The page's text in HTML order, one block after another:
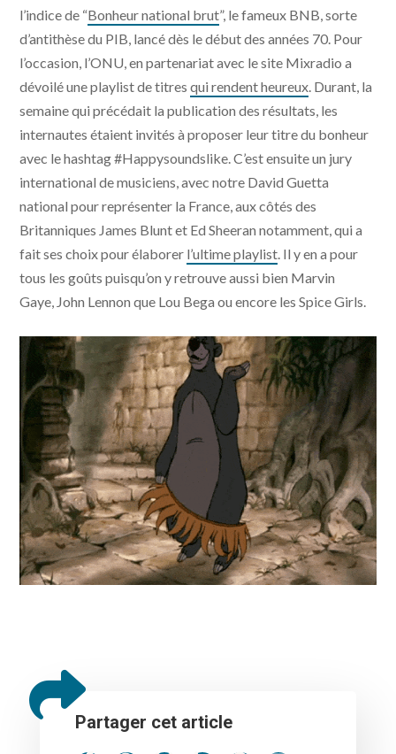
l’indice de “Bonheur national brut”, le fameux BNB, sorte
d’antithèse du PIB, lancé dès le début des années 70. Pour
l’occasion, l’ONU, en partenariat avec le site Mixradio a
dévoilé une playlist de titresqui rendent heureux . Durant, la
semaine qui précédait la publication des résultats, les
internautes étaient invités à proposer leur titre du bonheur
avec le hashtag #Happysoundslike. C’est ensuite un jury
international de musiciens, avec notre David Guetta
national pour représenter la France, aux côtés des
Britanniques James Blunt et Ed Sheeran notamment, qui a
fait ses choix pour élaborer l’ultime playlist . Il y en a pour
tous les goûts puisqu’on y retrouve aussi bien Marvin
Gaye, John Lennon que Lou Bega ou encore les Spice Girls.
Partager cet article